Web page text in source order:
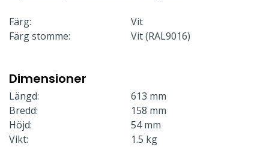
Färg:
Vit
Färg stomme:
Vit (RAL9016)
Dimensioner
Längd:
613 mm
Bredd:
158 mm
Höjd:
54 mm
Vikt:
1.5 kg